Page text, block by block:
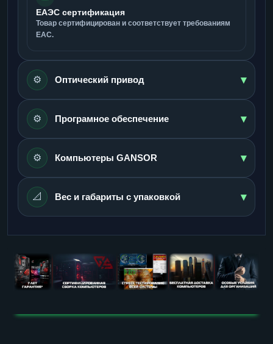
ЕАЭС сертификация
Товар сертифицирован и соответствует требованиям
ЕАС.
⚙️ Оптический привод ▾
⚙️ Програмное обеспечение ▾
⚙️ Компьютеры GANSOR ▾
📐 Вес и габариты с упаковкой ▾